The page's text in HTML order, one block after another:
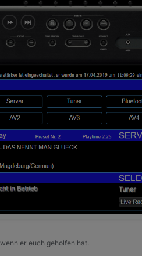
er euch geholfen hat.